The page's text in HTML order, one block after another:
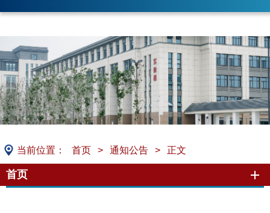
当前位置： 首页 > 通知公告 > 正文
首页